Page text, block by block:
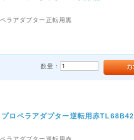
ラアダプター正転用黒
数量：
ロペラアダプター逆転用赤TL68B42